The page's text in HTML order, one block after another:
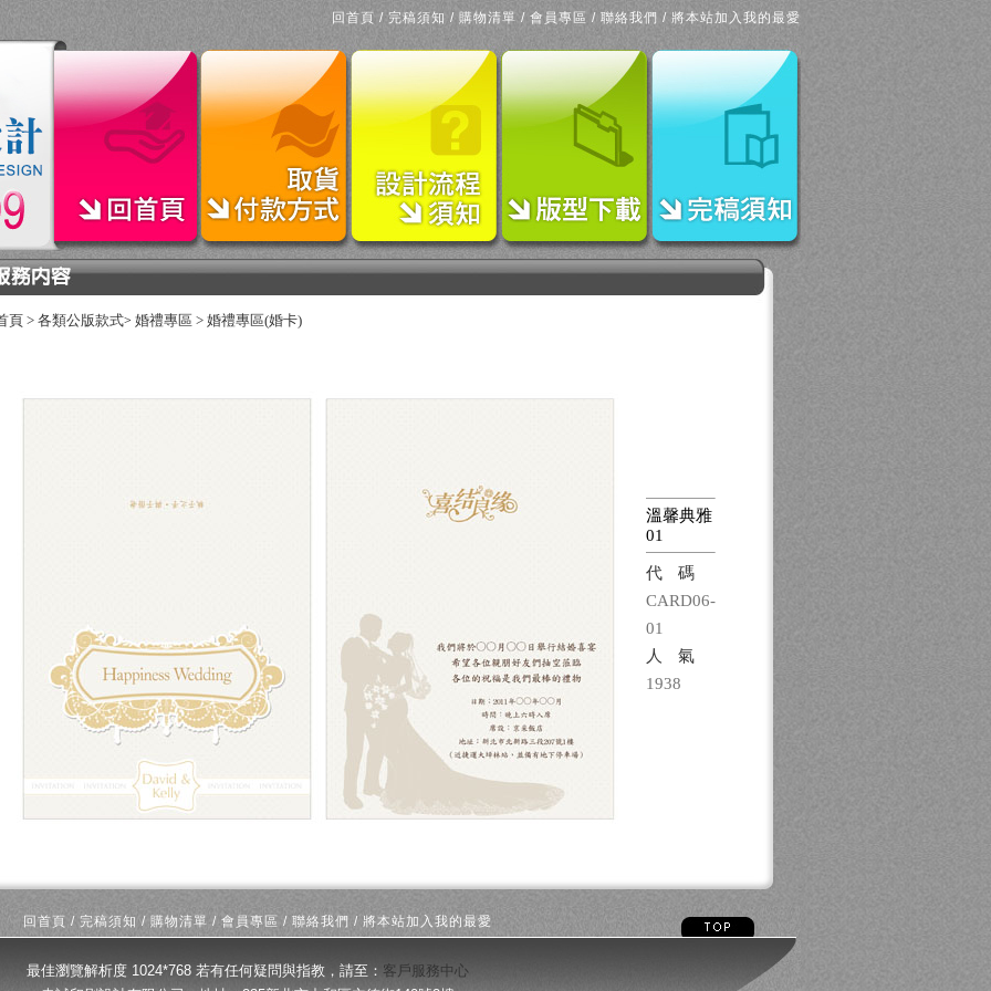
回首頁 /完稿須知 / 購物清單 / 會員專區 / 聯絡我們 / 將本站加入我的最愛
頁 > 各類公版款式> 婚禮專區 > 婚禮專區(婚卡)
溫馨典雅
01
代碼
CARD06-
01
人氣
1938
回首頁 / 完稿須知 / 購物清單 / 會員專區 / 聯絡我們 / 將本站加入我的最愛
最佳瀏覽解析度 1024*768 若有任何疑問與指教，請至： 客戶服務中心